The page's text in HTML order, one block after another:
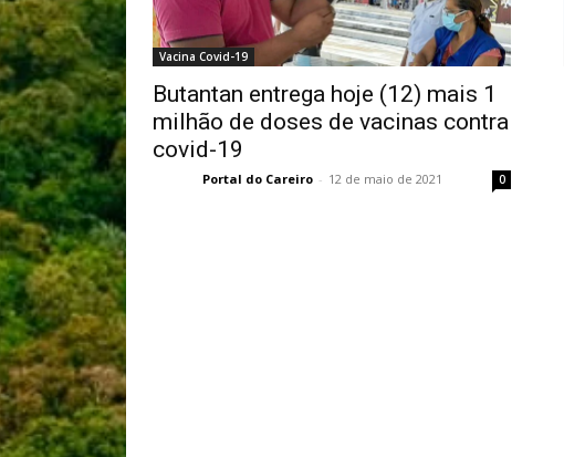
Vacina Covid-19
Butantan entrega hoje (12) mais 1
milhão de doses de vacinas contra
covid-19
Portal do Careiro - 12 de maio de 2021 0